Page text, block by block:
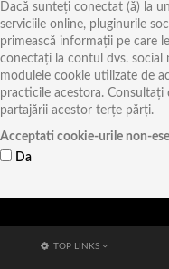
Dacă sunteți conectat (ă) la
serviciile online, pluginurile
primească informații pe care
conectați la contul dvs. social
modulele cookie utilizate de
practicile acestora.
partajării acestor terțe părți.
Acceptati cookie-urile non-
Da
TOP LINKS